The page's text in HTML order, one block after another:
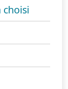
choisi